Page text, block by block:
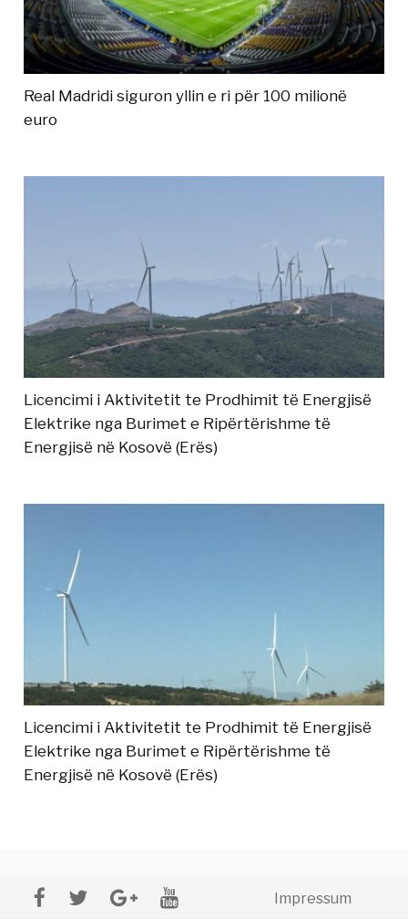
Real Madridi siguron yllin e ri për 100 milionë
euro
Licencimi i Aktivitetit te Prodhimit të Energjisë
Elektrike nga Burimet e Ripërtërishme të
Energjisë në Kosovë (Erës)
Licencimi i Aktivitetit te Prodhimit të Energjisë
Elektrike nga Burimet e Ripërtërishme të
Energjisë në Kosovë (Erës)
Impressum